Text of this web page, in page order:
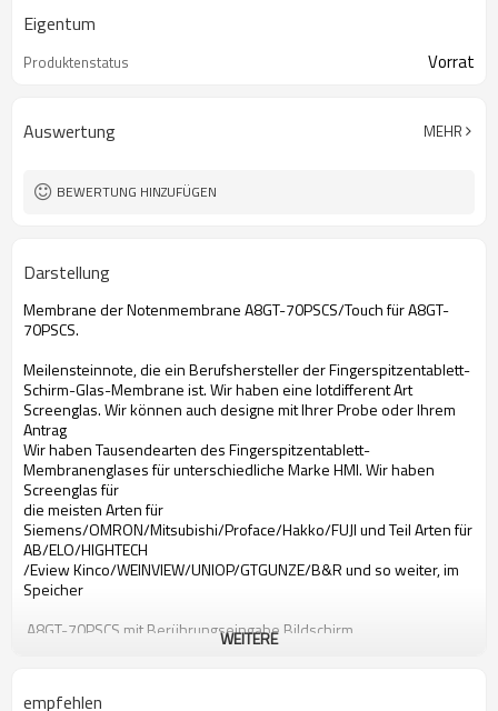
Eigentum
Produktenstatus Vorrat
Auswertung MEHR
BEWERTUNG HINZUFÜGEN
Darstellung
Membrane der Notenmembrane A8GT-70PSCS/Touch für A8GT-
70PSCS.
Meilensteinnote, die ein Berufshersteller der Fingerspitzentablett-
Schirm-Glas-Membrane ist. Wir haben eine lotdifferent Art
Screenglas. Wir können auch designe mit Ihrer Probe oder Ihrem
Antrag
Wir haben Tausendearten des Fingerspitzentablett-
Membranenglases für unterschiedliche Marke HMI. Wir haben
Screenglas für
die meisten Arten für
Siemens/OMRON/Mitsubishi/Proface/Hakko/FUJI und Teil Arten für
AB/ELO/HIGHTECH
/Eview Kinco/WEINVIEW/UNIOP/GTGUNZE/B&R und so weiter, im
Speicher
A8GT-70PSCS mit Berührungseingabe Bildschirm
Mit Berührungseingabe Bildschirm Mitsubishi-A8GT-70PSCS
WEITERE
empfehlen